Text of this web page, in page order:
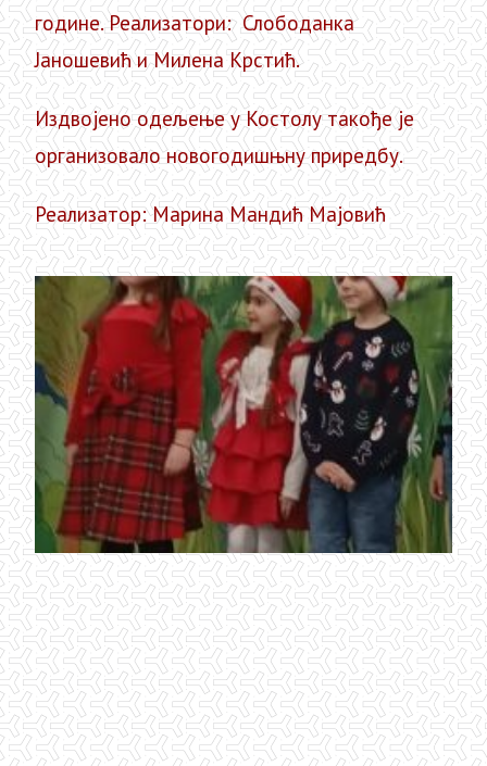
године.Реализатори:Слободанка
Јаношевић и Милена Крстић.
Издвојенo одељење у Костолу такође је
организовало новогодишњну приредбу.
Реализатор: Марина Мандић Мајовић